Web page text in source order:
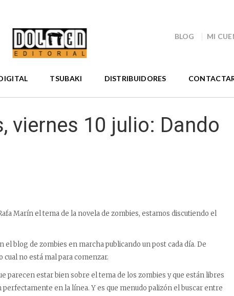
BLOG MI
TSUBAKI DISTRIBUIDORES
viernes 10 julio: Dando
Marín el tema de la novela de zombies, estamos discutiendo el
blog de zombies en marcha publicando un post cada día. De
no está mal para comenzar.
parecen estar bien sobre el tema de los zombies y que están libres
perfectamente en la línea. Y es que menudo palizón el buscar entre